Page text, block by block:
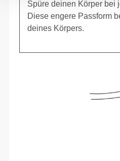
Spüre deinen Körper bei
Diese engere Passform
deines Körpers.